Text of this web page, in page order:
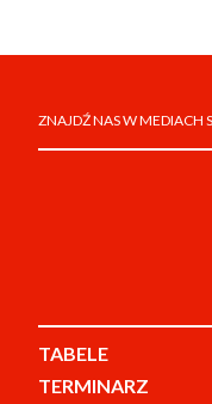
ZNAJDŹ NAS W MEDIACH
TABELE
TERMINARZ